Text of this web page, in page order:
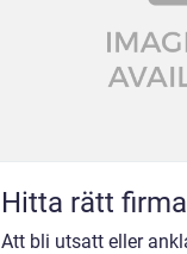
Hitta rätt
Att bli utsatt eller